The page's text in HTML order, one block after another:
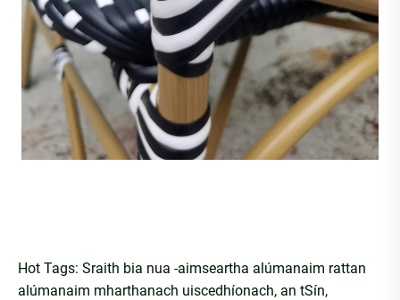
Hot Tags: Sraith bia nua -aimseartha alúmanaim rattan
alúmanaim mharthanach uiscedhíonach, an tSín,